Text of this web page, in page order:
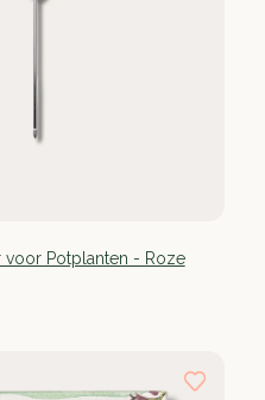
Potplanten - Roze